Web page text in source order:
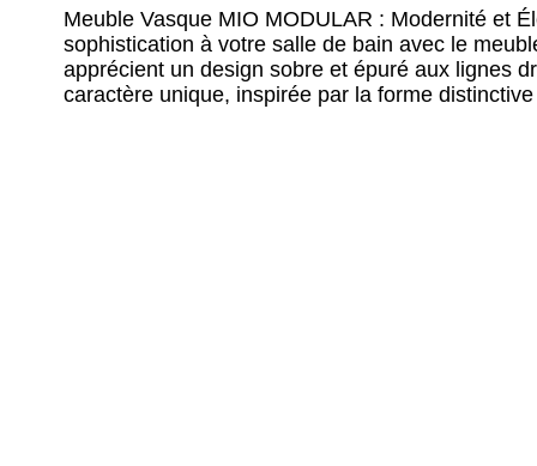
Meuble Vasque MIO MODULAR : Modernité et
sophistication à votre salle de bain avec le
apprécient un design sobre et épuré aux lignes
caractère unique, inspirée par la forme